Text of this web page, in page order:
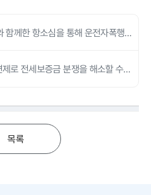
함께한 항소심을 통해 운전자폭행
로 전세보증금 분쟁을 해소할 수
목록